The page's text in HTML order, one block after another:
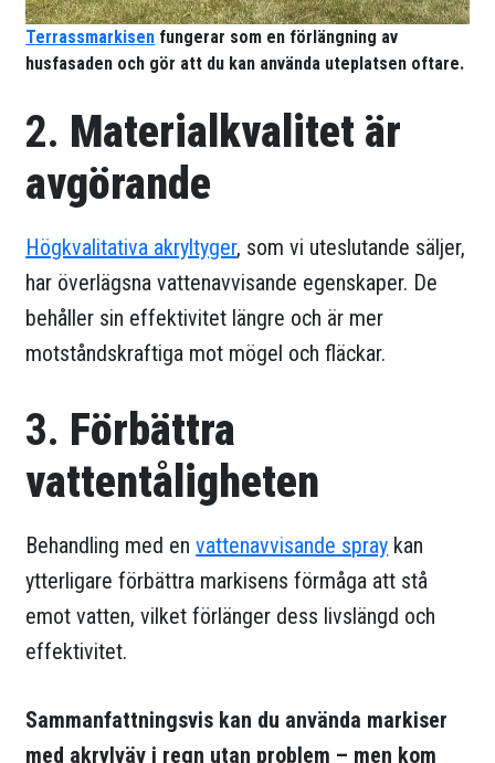
Terrassmarkisen fungerar som en förlängning av
husfasaden och gör att du kan använda uteplatsen oftare.
2. Materialkvalitet är
avgörande
Högkvalitativa akryltyger, som vi uteslutande säljer,
har överlägsna vattenavvisande egenskaper. De
behåller sin effektivitet längre och är mer
motståndskraftiga mot mögel och fläckar.
3. Förbättra
vattentåligheten
Behandling med envattenavvisande spray kan
ytterligare förbättra markisens förmåga att stå
emot vatten, vilket förlänger dess livslängd och
effektivitet.
Sammanfattningsvis kan du använda markiser
med akrylväv i regn utan problem – men kom